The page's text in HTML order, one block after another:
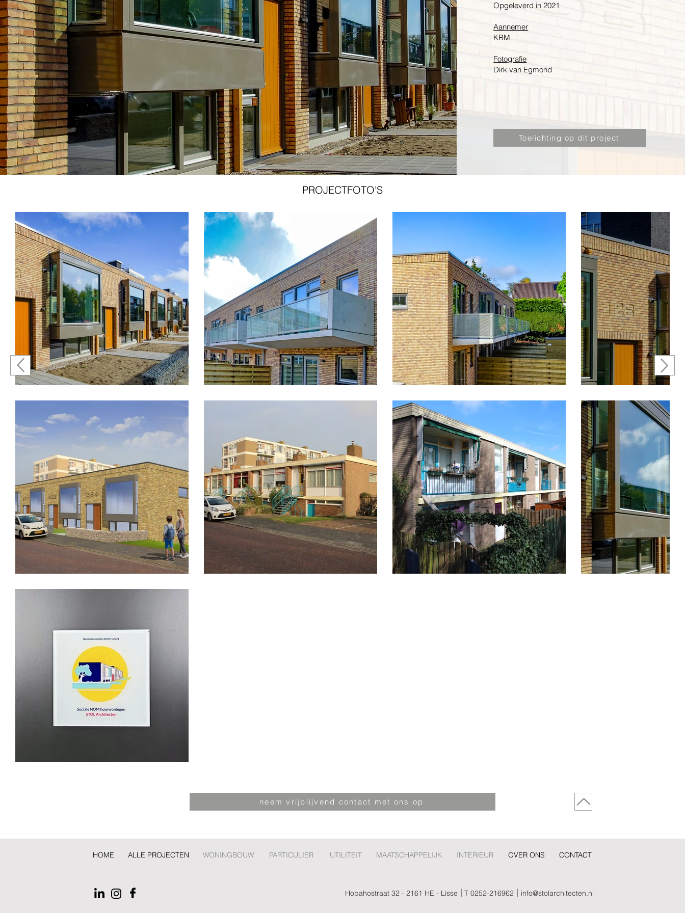
Opgeleverd in 2021
Aannemer
KBM
Fotografie
Dirk van Egmond
Toelichting op dit project
PROJECTFOTO'S
neem vrijblijvend contact met ons op
HOME ALLE PROJECTEN WONINGBOUW PARTICULIER UTILITEIT MAATSCHAPPELIJK INTERIEUR OVER ONS CONTACT
Hobahostraat 32 - 2161 HE - Lisse T 0252-216962 info@stolarchitecten.nl